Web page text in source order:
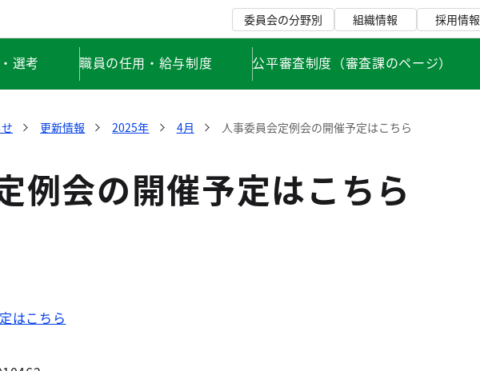
委員会の分野別 組織情報 採用情報
選考 職員の任用・給与制度 公平審査制度（審査課のページ）
更新情報 2025年 4月 人事委員会定例会の開催予定はこちら
例会の開催予定はこちら
はこちら